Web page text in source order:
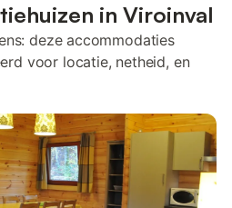
in Viroinval
deze accommodaties
voor locatie, netheid, en